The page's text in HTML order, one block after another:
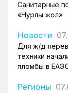
Санитарные
«Нурлы жол»
Новости
Для ж/д
техники
пломбы в
Регионы